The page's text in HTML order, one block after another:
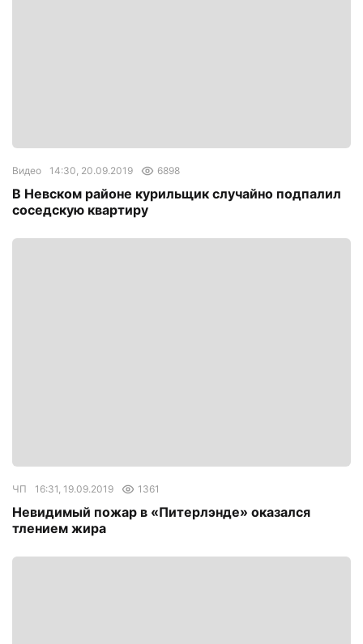
Видео 14:30, 20.09.2019 6898
В Невском районе курильщик случайно подпалил
соседскую квартиру
ЧП 16:31, 19.09.2019 1361
Невидимый пожар в «Питерлэнде» оказался
тлением жира